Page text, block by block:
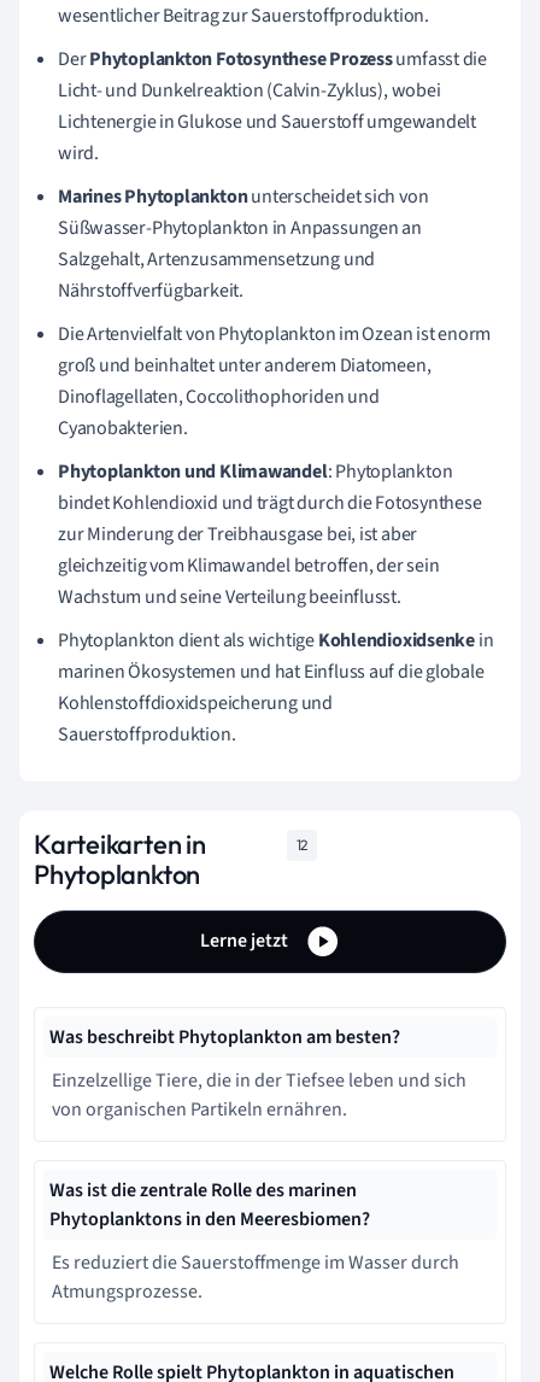
wesentlicher Beitrag zur Sauerstoffproduktion.
DerPhytoplankton Fotosynthese Prozessumfasst die
Licht- und Dunkelreaktion (Calvin-Zyklus), wobei
Lichtenergie in Glukose und Sauerstoff umgewandelt
wird.
Marines Phytoplanktonunterscheidet sich von
Süßwasser-Phytoplankton in Anpassungen an
Salzgehalt, Artenzusammensetzung und
Nährstoffverfügbarkeit.
Die Artenvielfalt von Phytoplankton im Ozean ist enorm
groß und beinhaltet unter anderem Diatomeen,
Dinoflagellaten, Coccolithophoriden und
Cyanobakterien.
Phytoplankton und Klimawandel: Phytoplankton
bindet Kohlendioxid und trägt durch die Fotosynthese
zur Minderung der Treibhausgase bei, ist aber
gleichzeitig vom Klimawandel betroffen, der sein
Wachstum und seine Verteilung beeinflusst.
Phytoplankton dient als wichtigeKohlendioxidsenkein
marinen Ökosystemen und hat Einfluss auf die globale
Kohlenstoffdioxidspeicherung und
Sauerstoffproduktion.
Karteikarten in
Phytoplankton
12
Lerne jetzt
Was beschreibt Phytoplankton am besten?
Einzelzellige Tiere, die in der Tiefsee leben und sich
von organischen Partikeln ernähren.
Was ist die zentrale Rolle des marinen
Phytoplanktons in den Meeresbiomen?
Es reduziert die Sauerstoffmenge im Wasser durch
Atmungsprozesse.
Welche Rolle spielt Phytoplankton in aquatischen